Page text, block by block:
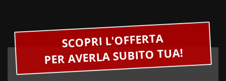
SCOPRI L'OFFERTA
PER AVERLA SUBITO TUA!